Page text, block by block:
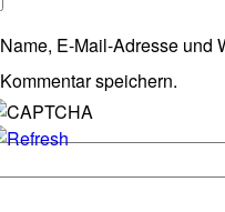
Name, E-Mail-Adresse und
Kommentar speichern.